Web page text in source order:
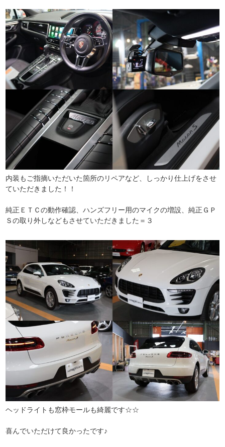
内装もご指摘いただいた箇所のリペアなど、しっかり仕上げをさせ
ていただきました！！
純正ＥＴＣの動作確認、ハンズフリー用のマイクの増設、純正ＧＰ
Ｓの取り外しなどもさせていただきました＝３
ヘッドライトも窓枠モールも綺麗です☆☆
喜んでいただけて良かったです♪